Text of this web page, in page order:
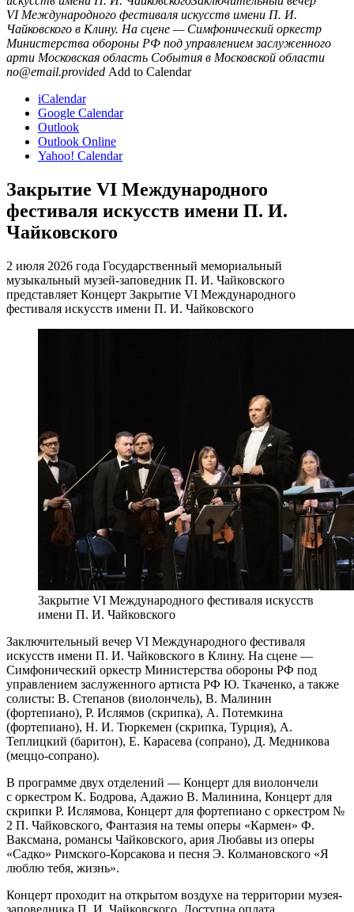
VI Международного фестиваля искусств имени П. И.
Чайковского в Клину. На сцене — Симфонический оркестр
Министерства обороны РФ под управлением заслуженного
арти Московская область События в Московской области
no@email.provided Add to Calendar
iCalendar
Google Calendar
Outlook
Outlook Online
Yahoo! Calendar
Закрытие VI Международного
фестиваля искусств имени П. И.
Чайковского
2 июля 2026 года Государственный мемориальный
музыкальный музей-заповедник П. И. Чайковского
представляет Концерт Закрытие VI Международного
фестиваля искусств имени П. И. Чайковского
Закрытие VI Международного фестиваля искусств
имени П. И. Чайковского
Заключительный вечер VI Международного фестиваля
искусств имени П. И. Чайковского в Клину. На сцене —
Симфонический оркестр Министерства обороны РФ под
управлением заслуженного артиста РФ Ю. Ткаченко, а также
солисты: В. Степанов (виолончель), В. Малинин
(фортепиано), Р. Ислямов (скрипка), А. Потемкина
(фортепиано), Н. И. Тюркемен (скрипка, Турция), А.
Теплицкий (баритон), Е. Карасева (сопрано), Д. Медникова
(меццо-сопрано).
В программе двух отделений — Концерт для виолончели
с оркестром К. Бодрова, Адажио В. Малинина, Концерт для
скрипки Р. Ислямова, Концерт для фортепиано с оркестром №
2 П. Чайковского, Фантазия на темы оперы «Кармен» Ф.
Ваксмана, романсы Чайковского, ария Любавы из оперы
«Садко» Римского-Корсакова и песня Э. Колмановского «Я
люблю тебя, жизнь».
Концерт проходит на открытом воздухе на территории музея-
заповедника П. И. Чайковского. Доступна оплата